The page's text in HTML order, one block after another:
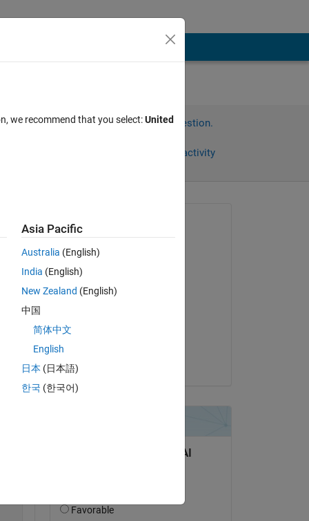
Sign in to answer this question.
Sign in to follow activity
Asked:
on 30 Jan 2022
Commented:
we recommend that you select:United
Asia Pacific
Australia (English)
India (English)
New Zealand (English)
中国
简体中文
English
日本 (日本語)
한국 (한국어)